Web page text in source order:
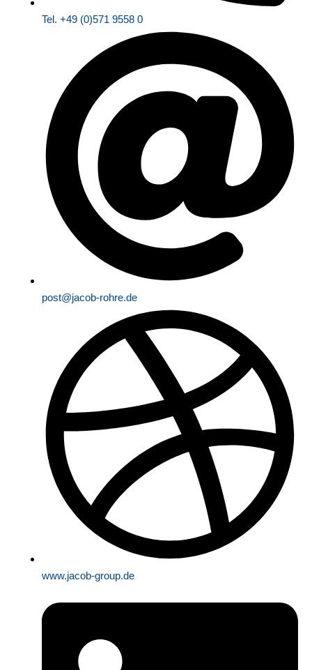
Tel. +49 (0)571 9558 0
post@jacob-rohre.de
www.jacob-group.de